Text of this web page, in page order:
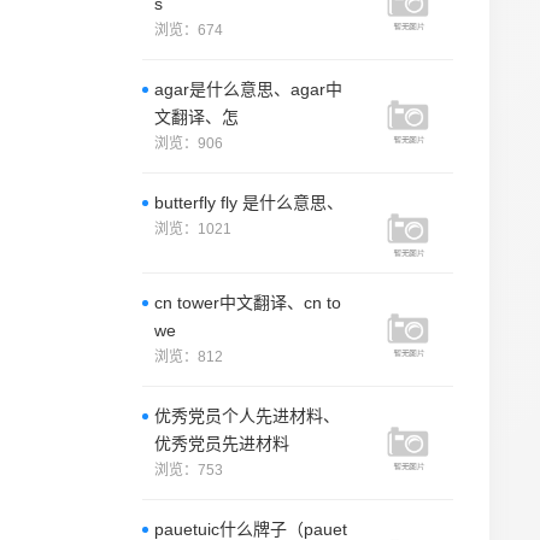
浏览：674
agar是什么意思、agar中
文翻译、怎
浏览：906
butterfly fly 是什么意思、
浏览：1021
cn tower中文翻译、cn to
we
浏览：812
优秀党员个人先进材料、
优秀党员先进材料
浏览：753
pauetuic什么牌子（pauet